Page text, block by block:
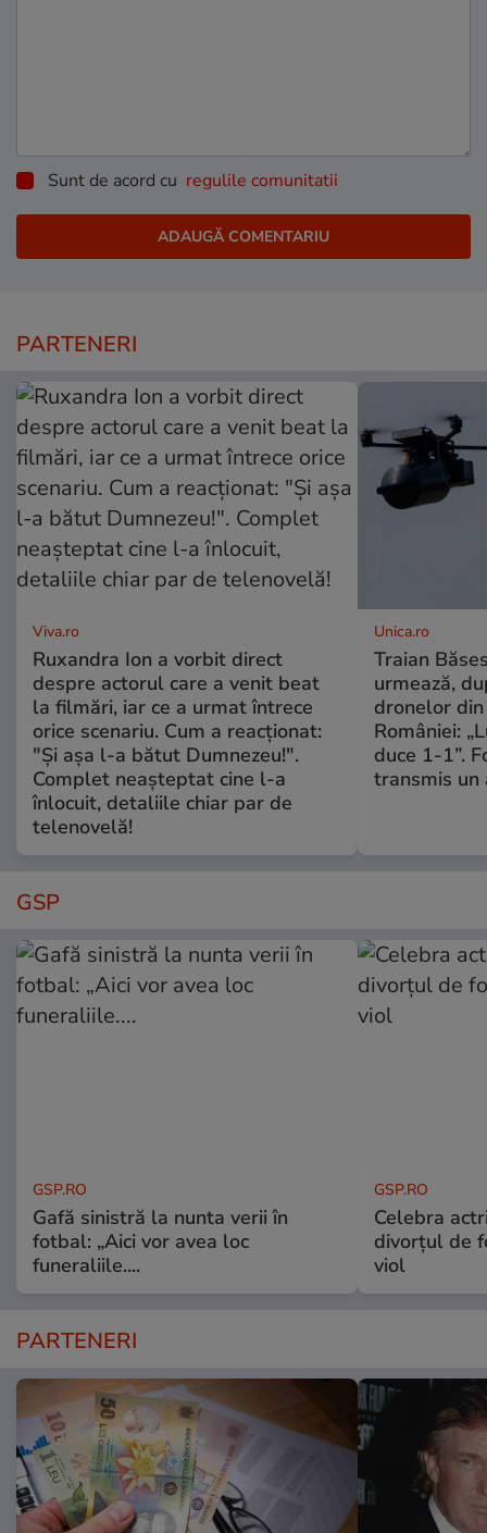
Sunt de acord cu regulile comunitatii
PARTENERI
Viva.ro
Ruxandra Ion a vorbit direct
despre actorul care a venit beat
la filmări, iar ce a urmat întrece
orice scenariu. Cum a reacționat:
"Și așa l-a bătut Dumnezeu!".
Complet neașteptat cine l-a
înlocuit, detaliile chiar par de
telenovelă!
Unica.ro
Traian
urmează,
dronelor
României:
duce 1-1”.
transmis un
GSP
GSP.RO
Gafă sinistră la nunta verii în
fotbal: „Aici vor avea loc
funeraliile....
GSP.RO
Celebra
divorțul de
viol
PARTENERI